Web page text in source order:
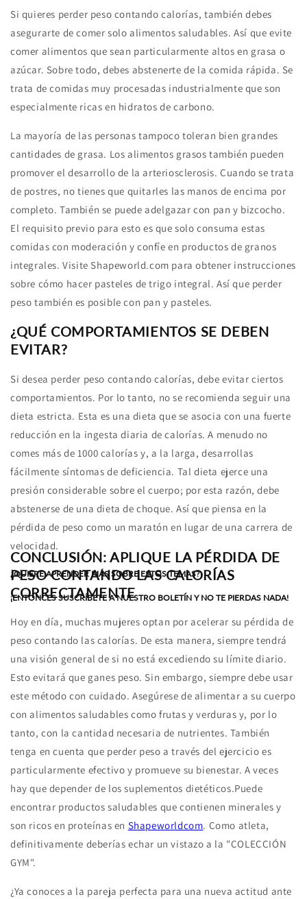
Si quieres perder peso contando calorías, también debes
asegurarte de comer solo alimentos saludables. Así que evite
comer alimentos que sean particularmente altos en grasa o
azúcar. Sobre todo, debes abstenerte de la comida rápida. Se
trata de comidas muy procesadas industrialmente que son
especialmente ricas en hidratos de carbono.
La mayoría de las personas tampoco toleran bien grandes
cantidades de grasa. Los alimentos grasos también pueden
promover el desarrollo de la arteriosclerosis. Cuando se trata
de postres, no tienes que quitarles las manos de encima por
completo. También se puede adelgazar con pan y bizcocho.
El requisito previo para esto es que solo consuma estas
comidas con moderación y confíe en productos de granos
integrales. Visite Shapeworld.com para obtener instrucciones
sobre cómo hacer pasteles de trigo integral. Así que perder
peso también es posible con pan y pasteles.
¿QUÉ COMPORTAMIENTOS SE DEBEN
EVITAR?
Si desea perder peso contando calorías, debe evitar ciertos
comportamientos. Por lo tanto, no se recomienda seguir una
dieta estricta. Esta es una dieta que se asocia con una fuerte
reducción en la ingesta diaria de calorías. A menudo no
comes más de 1000 calorías y, a la larga, desarrollas
fácilmente síntomas de deficiencia. Tal dieta ejerce una
presión considerable sobre el cuerpo; por esta razón, debe
abstenerse de una dieta de choque. Así que piensa en la
pérdida de peso como un maratón en lugar de una carrera de
velocidad.
¿QUIERE APRENDER MÁS SOBRE ESTOS TEMAS?
¡ENTONCES SUSCRÍBETE A NUESTRO BOLETÍN Y NO TE PIERDAS NADA!
CONCLUSIÓN: APLIQUE LA PÉRDIDA DE
PESO CONTANDO LAS CALORÍAS
CORRECTAMENTE
Hoy en día, muchas mujeres optan por acelerar su pérdida de
peso contando las calorías. De esta manera, siempre tendrá
una visión general de si no está excediendo su límite diario.
Esto evitará que ganes peso. Sin embargo, siempre debe usar
este método con cuidado. Asegúrese de alimentar a su cuerpo
con alimentos saludables como frutas y verduras y, por lo
tanto, con la cantidad necesaria de nutrientes. También
tenga en cuenta que perder peso a través del ejercicio es
particularmente efectivo y promueve su bienestar. A veces
hay que depender de los suplementos dietéticos.Puede
encontrar productos saludables que contienen minerales y
son ricos en proteínas en Shapeworldcom. Como atleta,
definitivamente deberías echar un vistazo a la "COLECCIÓN
GYM".
¿Ya conoces a la pareja perfecta para una nueva actitud ante